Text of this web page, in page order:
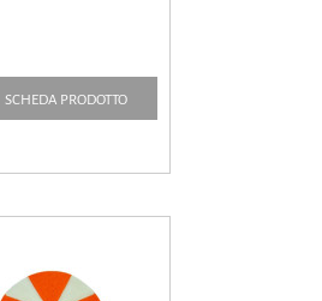
SCHEDA PRODOTTO